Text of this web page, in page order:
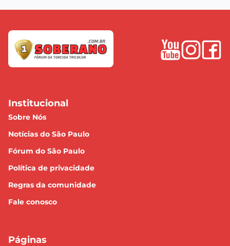
Institucional
Sobre Nós
Notícias do São Paulo
Fórum do São Paulo
Política de privacidade
Regras da comunidade
Fale conosco
Páginas